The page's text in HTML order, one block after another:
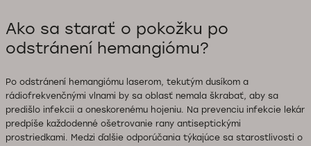
Ako sa starať o pokožku po
odstránení hemangiómu?
Po odstránení hemangiómu laserom, tekutým dusíkom a
rádiofrekvenčnými vlnami by sa oblasť nemala škrabať, aby sa
predišlo infekcii a oneskorenému hojeniu. Na prevenciu infekcie lekár
predpíše každodenné ošetrovanie rany antiseptickými
prostriedkami. Medzi ďalšie odporúčania týkajúce sa starostlivosti o